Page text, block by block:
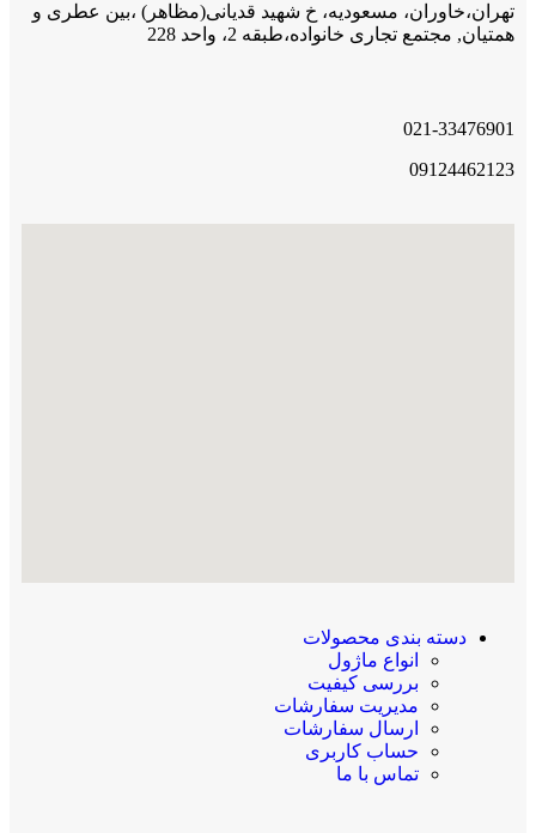
تهران،خاوران، مسعودیه، خ شهید قدیانی(مظاهر) ،بین عطری و
همتیان, مجتمع تجاری خانواده،طبقه 2، واحد 228
021-33476901
09124462123
دسته بندی محصولات
انواع ماژول
بررسی کیفیت
مدیریت سفارشات
ارسال سفارشات
حساب کاربری
تماس با ما